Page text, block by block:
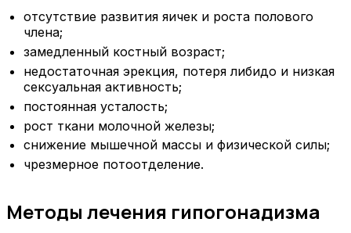
отсутствие развития яичек и роста полового
члена;
замедленный костный возраст;
недостаточная эрекция, потеря либидо и низкая
сексуальная активность;
постоянная усталость;
рост ткани молочной железы;
снижение мышечной массы и физической силы;
чрезмерное потоотделение.
Методы лечения гипогонадизма